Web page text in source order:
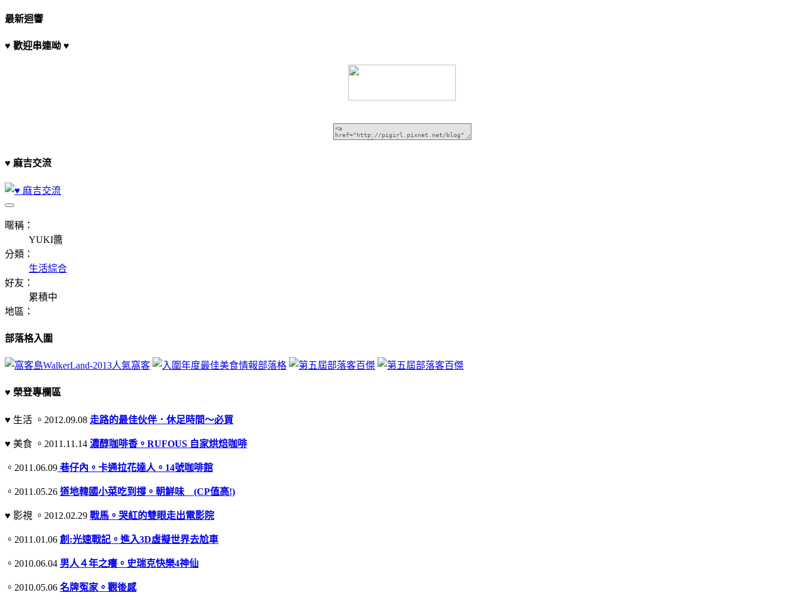
最新迴響
♥ 歡迎串連呦 ♥
♥ 麻吉交流
暱稱：
YUKI醬
分類：
生活綜合
好友：
累積中
地區：
部落格入圍
♥ 榮登專欄區
♥ 生活 。2012.09.08 走路的最佳伙伴．休足時間～必買
♥ 美食 。2011.11.14 濃醇咖啡香。RUFOUS 自家烘焙咖啡
。2011.06.09 巷仔內。卡通拉花達人。14號咖啡館
。2011.05.26 道地韓國小菜吃到撐。朝鮮味 (CP值高!)
♥ 影視 。2012.02.29 戰馬。哭紅的雙眼走出電影院
。2011.01.06 創:光速戰記。進入3D虛擬世界去尬車
。2010.06.04 男人４年之癢。史瑞克快樂4神仙
。2010.05.06 名牌冤家。觀後感